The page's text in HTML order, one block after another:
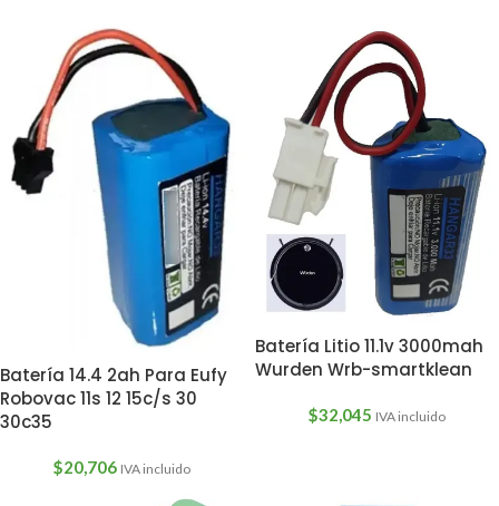
Batería 14.4 2ah Para Eufy
Robovac 11s 12 15c/s 30
30c35
$20,706 IVA incluido
Batería Litio 11.1v 3000mah
Wurden Wrb-smartklean
$32,045 IVA incluido